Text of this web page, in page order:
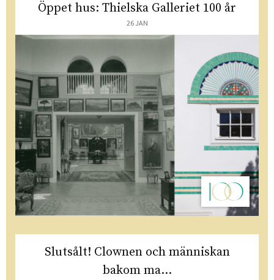
Öppet hus: Thielska Galleriet 100 år
26 JAN
Slutsålt! Clownen och människan
bakom ma...